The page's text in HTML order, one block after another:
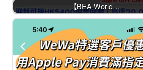
【BEA World…